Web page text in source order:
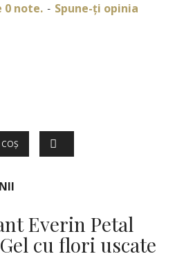
0 note. - Spune-ţi opinia
Everin Petal
cu flori uscate